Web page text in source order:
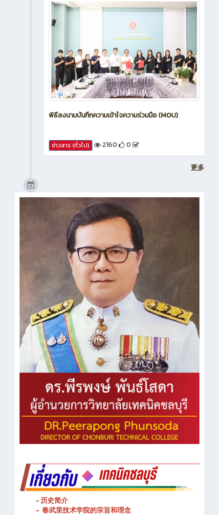
พิธีลงนามบันทึกความเข้าใจความร่วมมือ (MOU)
ข่าวสาร (ทั่วไป) 2160 0
更多
- 历史简介
- 春武里技术学院的宗旨和理念